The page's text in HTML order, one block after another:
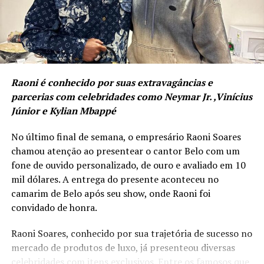
do motor V8: precisão, força, consistência e máxima
performance. Uma analogia direta ao empresário
moderno que entende que sua mente, seu corpo e seu
negócio precisam operar em sintonia e alto rendimento.
turístico do município.
“Esta temporada colocará Balneário Camboriú em
um setor de destaque no turismo náutico do Brasil,
contribuindo diretamente para impulsionar a
economia local. O município se preparou para
ampliar o turismo de cruzeiros e oferecer uma
experiência turística de altíssima qualidade”,
afirmou o secretário de Turismo, Evandro Neiva.
Raoni é conhecido por suas extravagâncias e
parcerias com celebridades como Neymar Jr. ,Vinícius
Júnior e Kylian Mbappé
No último final de semana, o empresário Raoni Soares
chamou atenção ao presentear o cantor Belo com um
fone de ouvido personalizado, de ouro e avaliado em 10
mil dólares. A entrega do presente aconteceu no
camarim de Belo após seu show, onde Raoni foi
convidado de honra.
Raoni Soares, conhecido por sua trajetória de sucesso no
mercado de produtos de luxo, já presenteou diversas